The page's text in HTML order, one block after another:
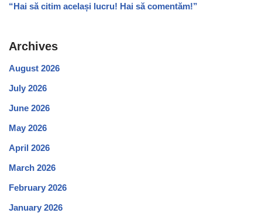
“Hai să citim același lucru! Hai să comentăm!”
Archives
August 2026
July 2026
June 2026
May 2026
April 2026
March 2026
February 2026
January 2026